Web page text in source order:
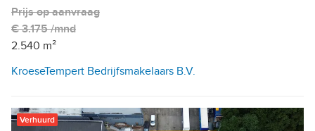
Prijs op aanvraag
€ 3.175 /mnd
2.540 m²
KroeseTempert Bedrijfsmakelaars B.V.
Verhuurd